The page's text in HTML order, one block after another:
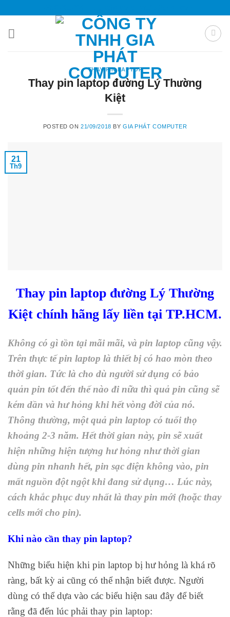
content
THAY PIN LAPTOP
Thay pin laptop đường Lý Thường
Kiệt
POSTED ON21/09/2018 BY GIA PHÁT COMPUTER
21
Th9
Thay pin laptop đường Lý Thường
Kiệt chính hãng lấy liền tại TP.HCM.
Không có gì tồn tại mãi mãi, và pin laptop cũng vậy.
Trên thực tế pin laptop là thiết bị có hao mòn theo
thời gian. Tức là cho dù người sử dụng có bảo
quản pin tốt đến thế nào đi nữa thì quả pin cũng sẽ
kém dần và hư hỏng khi hết vòng đời của nó.
Thông thường, một quả pin laptop có tuổi thọ
khoảng 2-3 năm. Hết thời gian này, pin sẽ xuất
hiện những hiện tượng hư hỏng như thời gian
dùng pin nhanh hết, pin sạc điện không vào, pin
mất nguồn đột ngột khi đang sử dụng… Lúc này,
cách khắc phục duy nhất là thay pin mới (hoặc thay
cells mới cho pin).
Khi nào cần thay pin laptop?
Những biểu hiện khi pin laptop bị hư hỏng là khá rõ
ràng, bất kỳ ai cũng có thể nhận biết được. Người
dùng có thể dựa vào các biểu hiện sau đây để biết
rằng đã đến lúc phải thay pin laptop: